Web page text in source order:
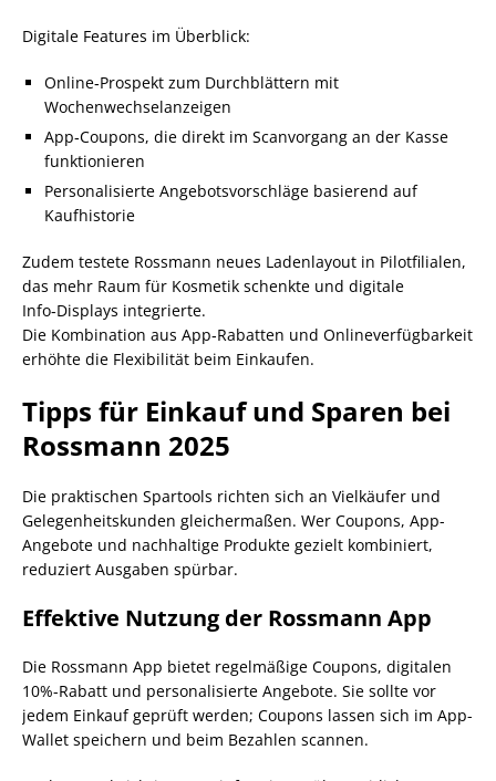
Digitale Features im Überblick:
Online‑Prospekt zum Durchblättern mit
Wochenwechselanzeigen
App‑Coupons, die direkt im Scanvorgang an der Kasse
funktionieren
Personalisierte Angebotsvorschläge basierend auf
Kaufhistorie
Zudem testete Rossmann neues Ladenlayout in Pilotfilialen,
das mehr Raum für Kosmetik schenkte und digitale
Info‑Displays integrierte.
Die Kombination aus App‑Rabatten und Onlineverfügbarkeit
erhöhte die Flexibilität beim Einkaufen.
Tipps für Einkauf und Sparen bei
Rossmann 2025
Die praktischen Spartools richten sich an Vielkäufer und
Gelegenheitskunden gleichermaßen. Wer Coupons, App-
Angebote und nachhaltige Produkte gezielt kombiniert,
reduziert Ausgaben spürbar.
Effektive Nutzung der Rossmann App
Die Rossmann App bietet regelmäßige Coupons, digitalen
10%-Rabatt und personalisierte Angebote. Sie sollte vor
jedem Einkauf geprüft werden; Coupons lassen sich im App-
Wallet speichern und beim Bezahlen scannen.